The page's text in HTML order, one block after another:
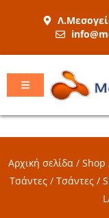
Αρχική σελίδα / Shop
Τσάντες / Τσάντες /